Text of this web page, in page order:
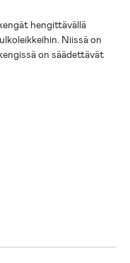
hengittävällä
Niissä on
on säädettävät
2024 -arvioinnissa.